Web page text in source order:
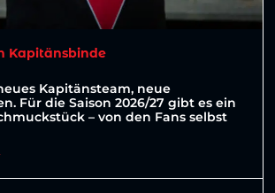
Kapitänsbinde
Kapitänsteam, neue
Für die Saison 2026/27 gibt es ein
– von den Fans selbst